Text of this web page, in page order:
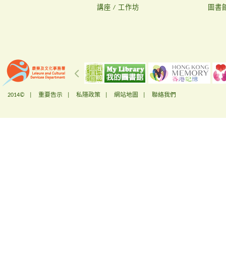
講座 / 工作坊
圖書
2014© | 重要告示 私隱政策 網站地圖 聯絡我們